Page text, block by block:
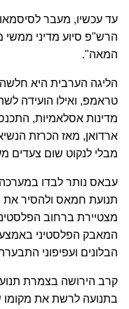
עד עכשיו, מעבר
הרש"פ סיוע מדיני
המאה".
הליגה הערבית היא חלשה
טראמפ, ואילו הועידה
מדינות אסלאמיות,
ארדואן, מאז הכרזת
מבלי לנקוט שום צעדים
עבאס נותר לבדו
תנועת חמאס ולהסיר את
מצטיירת ברחוב
המאבק הפלסטיני
הבלונים ועפיפוני
קרב הירושה בצמרת
בתנועה לרשת את